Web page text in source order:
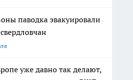
паводка эвакуировали
уже давно так делают,